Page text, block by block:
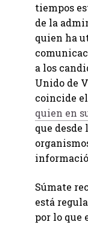
tiempos
de la
quien ha
a los
Unido de
coincide
quien en
que desde
Súmate
está
por lo que